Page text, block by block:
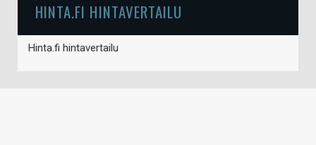
HINTA.FI HINTAVERTAILU
Hinta.fi hintavertailu